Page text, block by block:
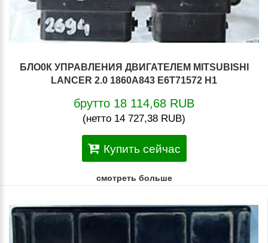
БЛО0К УПРАВЛЕНИЯ ДВИГАТЕЛЕМ MITSUBISHI
LANCER 2.0 1860A843 E6T71572 H1
брутто 18 114,68 RUB
(нетто 14 727,38 RUB)
Купить сейчас
смотреть больше